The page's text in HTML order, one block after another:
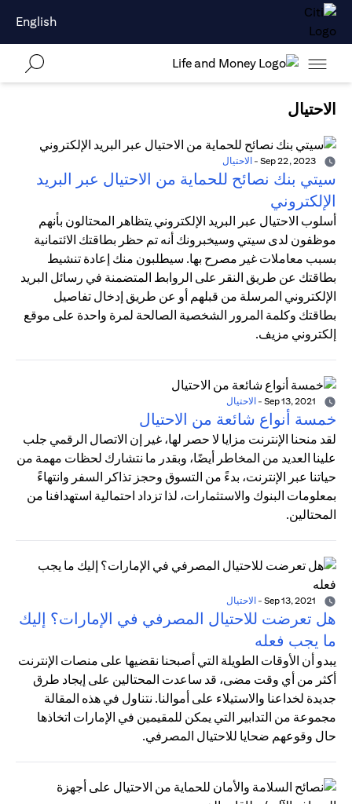
English
الاحتيال
- الاحتيال
سيتي بنك نصائح للحماية من الاحتيال عبر البريد
الإلكتروني
أسلوب الاحتيال عبر البريد الإلكتروني يتظاهر المحتالون بأنهم
موظفون لدى سيتي وسيخبرونك أنه تم حظر بطاقتك الائتمانية
بسبب معاملات غير مصرح بها. سيطلبون منك إعادة تنشيط
بطاقتك عن طريق النقر على الروابط المتضمنة في رسائل البريد
الإلكتروني المرسلة من قبلهم أو عن طريق إدخال تفاصيل
بطاقتك وكلمة المرور الشخصية الصالحة لمرة واحدة على موقع
إلكتروني مزيف.
- الاحتيال
خمسة أنواع شائعة من الاحتيال
لقد منحنا الإنترنت مزايا لا حصر لها، غير إن الاتصال الرقمي جلب
علينا العديد من المخاطر أيضًا، وبقدر ما نتشارك لحظات مهمة من
حياتنا عبر الإنترنت، بدءً من التسوق وحجز تذاكر السفر وانتهاءً
بمعلومات البنوك والاستثمارات، لذا تزداد احتمالية استهدافنا من
المحتالين.
- الاحتيال
هل تعرضت للاحتيال المصرفي في الإمارات؟ إليك
ما يجب فعله
يبدو أن الأوقات الطويلة التي أصبحنا نقضيها على منصات الإنترنت
أكثر من أي وقت مضى، قد ساعدت المحتالين على إيجاد طرق
جديدة لخداعنا والاستيلاء على أموالنا. نتناول في هذه المقالة
مجموعة من التدابير التي يمكن للمقيمين في الإمارات اتخاذها
حال وقوعهم ضحايا للاحتيال المصرفي.